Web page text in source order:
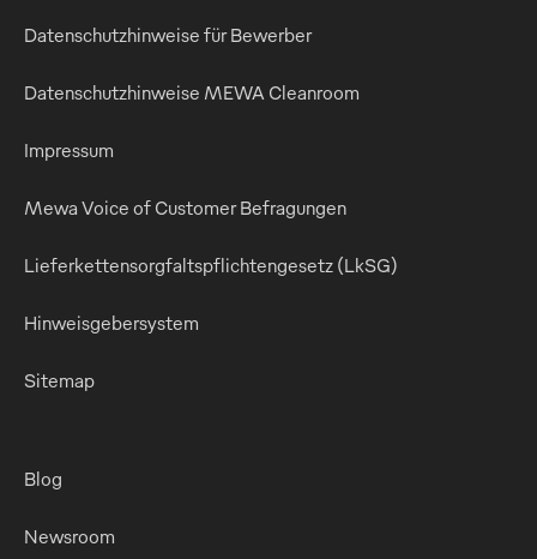
Datenschutzhinweise für Bewerber
Datenschutzhinweise MEWA Cleanroom
Impressum
Mewa Voice of Customer Befragungen
Lieferkettensorgfaltspflichtengesetz (LkSG)
Hinweisgebersystem
Sitemap
Blog
Newsroom